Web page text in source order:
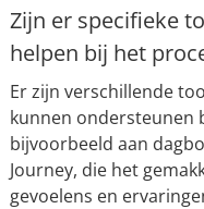
Zijn er specifieke
helpen bij het
Er zijn verschillende
kunnen ondersteunen
bijvoorbeeld aan
Journey, die het
gevoelens en